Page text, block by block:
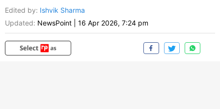
Edited by: Ishvik Sharma
Updated: NewsPoint 16 Apr 2026, 7:24 pm